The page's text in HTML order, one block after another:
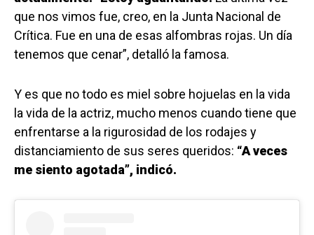
que nos vimos fue, creo, en la Junta Nacional de
Crítica. Fue en una de esas alfombras rojas. Un día
tenemos que cenar”, detalló la famosa.
Y es que no todo es miel sobre hojuelas en la vida
la vida de la actriz, mucho menos cuando tiene que
enfrentarse a la rigurosidad de los rodajes y
distanciamiento de sus seres queridos: “A veces
me siento agotada”, indicó.